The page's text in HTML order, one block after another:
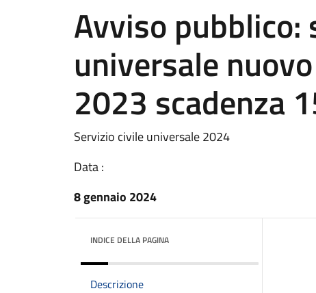
Avviso
universale
2023 scadenza
Servizio civile universale 2024
Data :
8 gennaio 2024
INDICE DELLA PAGINA
Descrizione